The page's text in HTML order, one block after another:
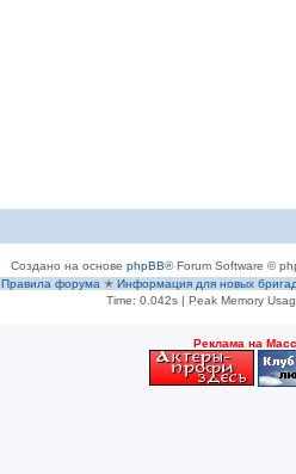
Создано на основе phpBB® Forum Software ©
Правила форума ✭ Информация для новых
Time: 0.042s| Peak Memory
Рeклама на